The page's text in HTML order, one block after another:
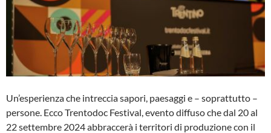
Un’esperienza che intreccia sapori, paesaggi e – soprattutto –
persone. Ecco Trentodoc Festival, evento diffuso che dal 20 al
22 settembre 2024 abbraccerà i territori di produzione con il